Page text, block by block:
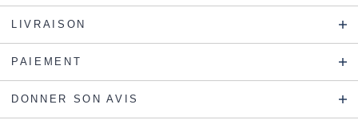
LIVRAISON
PAIEMENT
DONNER SON AVIS